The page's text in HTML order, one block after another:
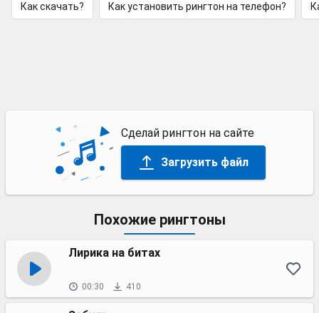
Как скачать? Как установить рингтон на телефон?
Сделай рингтон на сайте
Загрузить файл
Похожие рингтоны
Лирика на битах
00:30 410